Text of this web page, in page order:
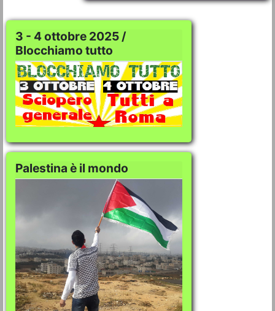
3 - 4 ottobre 2025 /
Blocchiamo tutto
Palestina è il mondo